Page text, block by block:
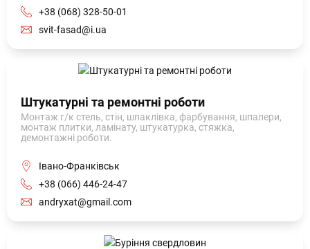
+38 (068) 328-50-01
svit-fasad@i.ua
Штукатурні та ремонтні роботи
Монтаж г/к стель, стін, шпаклівка, фарбування, шпалери,
монтаж плитки, ламінату, штукатурка, стяжка,
демонтажні роботи.
Івано-Франківськ
+38 (066) 446-24-47
andryxat@gmail.com